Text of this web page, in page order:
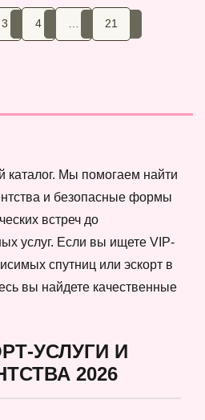
3 4 21
Мы помогаем найти
и безопасные формы
встреч до
услуг. Если вы ищете VIP-
спутниц или эскорт в
вы найдете качественные
УСЛУГИ И
2026